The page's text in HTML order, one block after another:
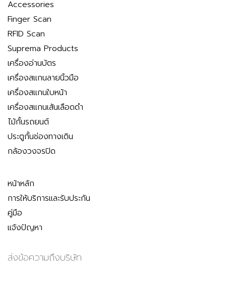
Accessories
Finger Scan
RFID Scan
Suprema Products
เครื่องอ่านบัตร
เครื่องสแกนลายนิ้วมือ
เครื่องสแกนใบหน้า
เครื่องสแกนเส้นเลือดดำ
ไม้กั้นรถยนต์
ประตูกั้นช่องทางเดิน
กล้องวงจรปิด
หน้าหลัก
การให้บริการและรับประกัน
คู่มือ
แจ้งปัญหา
ส่งข้อความถึงบริษัท